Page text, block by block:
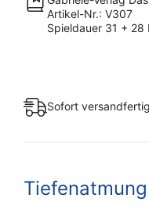
Artikel-Nr.: V307
Spieldauer 31 + 28
Sofort
Tiefenatmung